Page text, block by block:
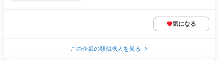
気になる
この企業の類似求人を見る